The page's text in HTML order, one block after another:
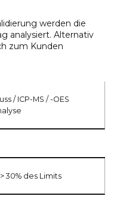
werden die
analysiert. Alternativ
zum Kunden
/ ICP-MS / -OES
30% des Limits